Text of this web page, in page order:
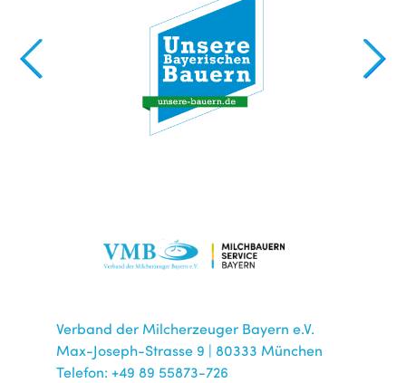
Verband der Milcherzeuger Bayern e.V.
Max-Joseph-Strasse 9 | 80333 München
Telefon: +49 89 55873-726